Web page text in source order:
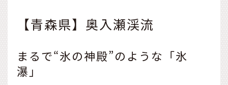
直接的に涼しいということ
ではなく、情緒に涼しさを
や景観、音色や触れた感
触、五感で楽しむ奥ゆかし
【青森県】奥入瀬渓流
まるで“氷の神殿”のような「氷
瀑」